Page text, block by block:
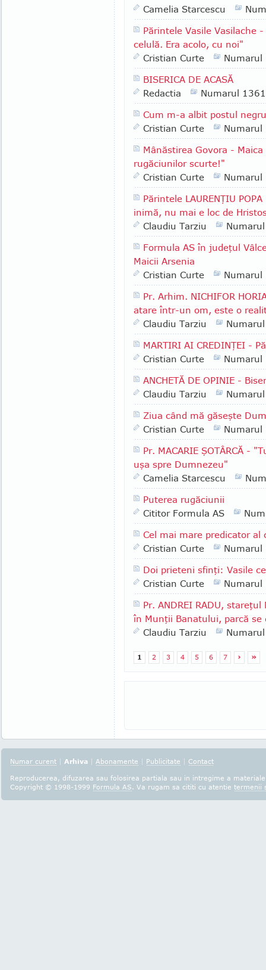
Camelia Starcescu
Părintele Vasile Vasilache
celulă. Era acolo, cu noi"
Cristian Curte
Numarul
BISERICA DE ACASĂ
Redactia
Numarul 1361
Cum m-a albit postul negru
Cristian Curte
Numarul
Mânăstirea Govora - Maica
rugăciunilor scurte!"
Cristian Curte
Numarul
Părintele LAURENŢIU
inimă, nu mai e loc de
Claudiu Tarziu
Formula AS în judeţul
Maicii Arsenia
Cristian Curte
Numarul
Pr. Arhim. NICHIFOR
atare într-un om, este o
Claudiu Tarziu
MARTIRI AI CREDINŢEI -
Cristian Curte
Numarul
ANCHETĂ DE OPINIE -
Claudiu Tarziu
Ziua când mă găseşte
Cristian Curte
Numarul
Pr. MACARIE ŞOTÂRCĂ -
uşa spre Dumnezeu"
Camelia Starcescu
Puterea rugăciunii
Cititor Formula AS
Cel mai mare predicator al
Cristian Curte
Numarul
Doi prieteni sfinţi: Vasile
Cristian Curte
Numarul
Pr. ANDREI RADU,
în Munţii Banatului, parcă se
Claudiu Tarziu
1 2 3 4 5 6 7 › »
Numar curent | Arhiva | Abonamente | Publicitate | Contact
Reproducerea, difuzarea sau folosirea partiala sau in intregime a
Copyright © 1998-1999 Formula AS. Va rugam sa cititi cu atentie termenii